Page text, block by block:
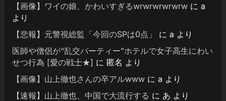
【画像】ワイの娘、かわいすぎるwrwrwrwrwrwに a
より
【悲報】元警視総監「今回のSPは0点」
に a より
医師や僧侶が“乱交パーティー”ホテルで女子高生にわい
せつ行為 [愛の戦士★] に 匿名 より
【画像】山上徹也さんの卒アルwwwに a より
【速報】山上徹也、中国で大流行する に あ より